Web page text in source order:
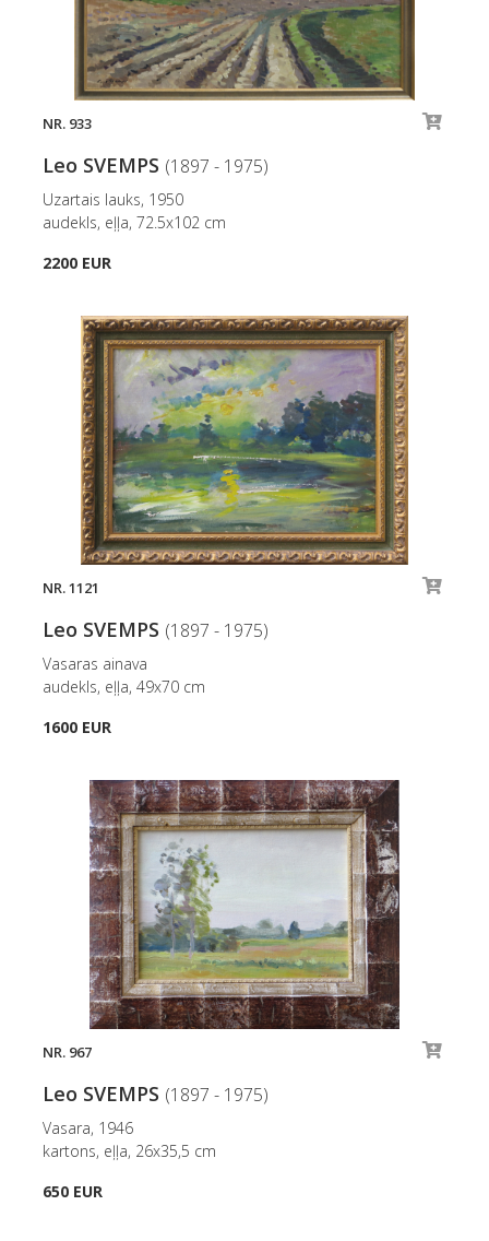
NR. 933
Leo SVEMPS (1897 - 1975)
Uzartais lauks, 1950
audekls, eļļa, 72.5x102 cm
2200 EUR
NR. 1121
Leo SVEMPS (1897 - 1975)
Vasaras ainava
audekls, eļļa, 49x70 cm
1600 EUR
NR. 967
Leo SVEMPS (1897 - 1975)
Vasara, 1946
kartons, eļļa, 26x35,5 cm
650 EUR